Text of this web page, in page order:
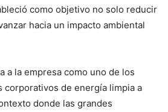
como objetivo no solo reducir
hacia un impacto ambiental
a la empresa como uno de los
corporativos de energía limpia a
donde las grandes